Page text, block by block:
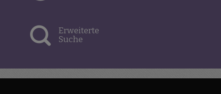
Erweiterte
Suche